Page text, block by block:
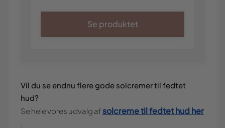
Se produktet
Vil du se endnu flere gode solcremer til fedtet
hud?
Se hele vores udvalg afsolcreme til fedtet hud her